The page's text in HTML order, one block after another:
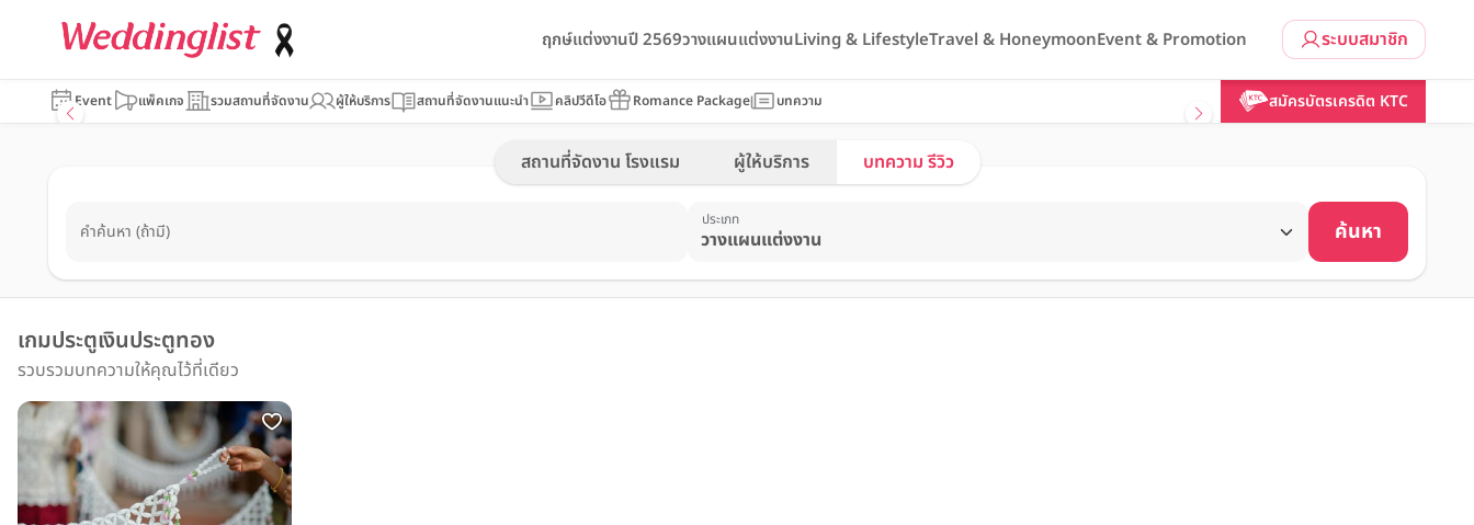
ระบบสมาชิก
ฤกษ์แต่งงานปี 2569วางแผนแต่งงานLiving & LifestyleTravel & HoneymoonEvent & Promotion
Event แพ็คเกจ รวมสถานที่จัดงาน ผู้ให้บริการ สถานที่จัดงานแนะนำ คลิปวีดีโอ Romance Package บทความ สมัครบัตรเครดิต KTC
สถานที่จัดงาน โรงแรม ผู้ให้บริการ บทความ รีวิว
คำค้นหา (ถ้ามี)
ประเภท ค้นหา
เกมประตูเงินประตูทอง
รวบรวมบทความให้คุณไว้ที่เดียว